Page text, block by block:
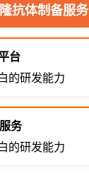
抗体制备服务
台
的研发能力
务
的研发能力